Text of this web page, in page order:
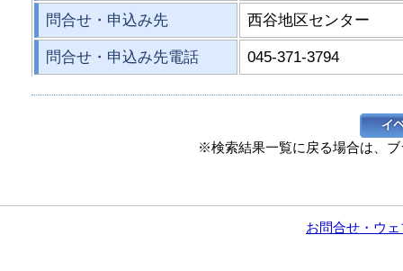
問合せ・申込み先 西谷地区センター
問合せ・申込み先電話 045-371-3794
※検索結果一覧に戻る場合は、
お問合せ・ウ